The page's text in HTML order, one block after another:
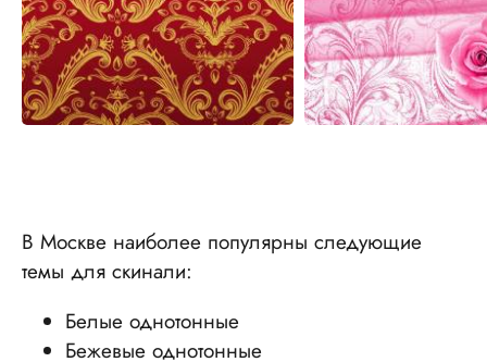
В Москве наиболее популярны следующие
темы для скинали:
Белые однотонные
Бежевые однотонные